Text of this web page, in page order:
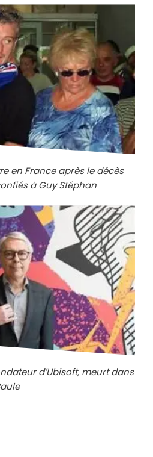
en France après le décès
à Guy Stéphan
d’Ubisoft, meurt dans